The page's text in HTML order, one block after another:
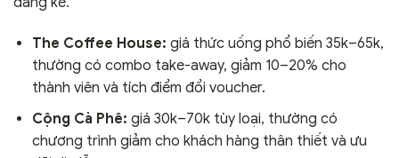
The Coffee House: giá thức uống phổ biến 35k–65k,
thường có combo take-away, giảm 10–20% cho
thành viên và tích điểm đổi voucher.
Cộng Cà Phê: giá 30k–70k tùy loại, thường có
chương trình giảm cho khách hàng thân thiết và ưu